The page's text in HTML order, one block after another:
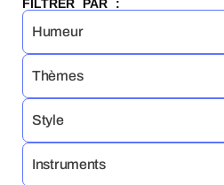
FILTRER PAR :
Humeur
Thèmes
Style
Instruments